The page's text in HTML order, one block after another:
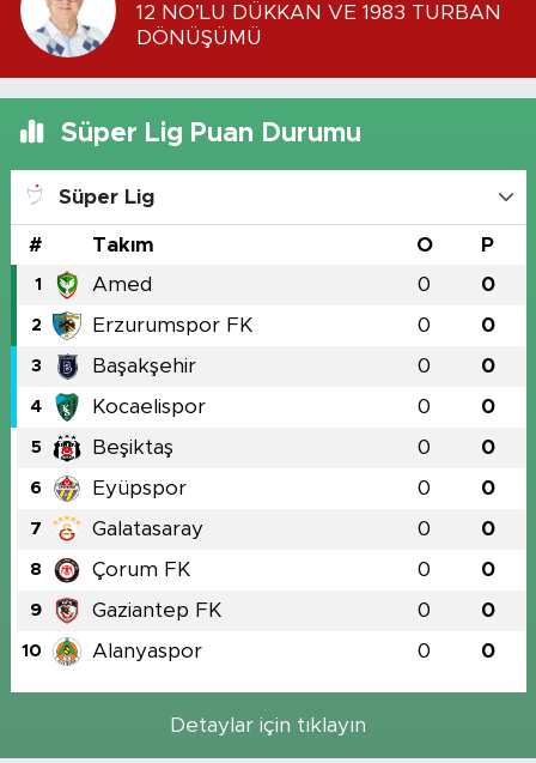
12 NO’LU DÜKKAN VE 1983 TURBAN
DÖNÜŞÜMÜ
Süper Lig Puan Durumu
Süper Lig
# Takım O P
1 Amed 0 0
2 Erzurumspor FK 0 0
3 Başakşehir 0 0
4 Kocaelispor 0 0
5 Beşiktaş 0 0
6 Eyüpspor 0 0
7 Galatasaray 0 0
8 Çorum FK 0 0
9 Gaziantep FK 0 0
10 Alanyaspor 0 0
Detaylar için tıklayın